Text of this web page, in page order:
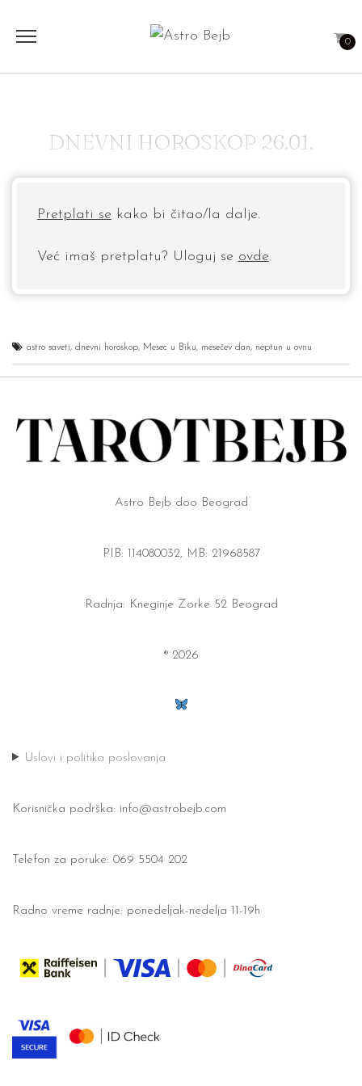
0
DNEVNI HOROSKOP 26.01.
Pretplati se kako bi čitao/la dalje.
Već imaš pretplatu? Uloguj se ovde.
astro saveti, dnevni horoskop, Mesec u Biku, mesečev dan, neptun u ovnu
Astro Bejb doo Beograd
PIB: 114080032, MB: 21968587
Radnja: Kneginje Zorke 52 Beograd
® 2026
Uslovi i politika poslovanja
Korisnička podrška: info@astrobejb.com
Telefon za poruke: 069 5504 202
Radno vreme radnje: ponedeljak-nedelja 11-19h